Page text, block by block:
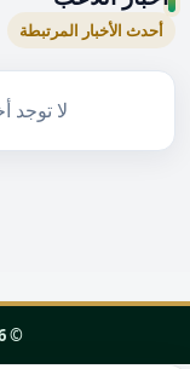
أحدث الأخبار المرتبطة
لا توجد
© 2026، جميع الحقوق محفوظة.